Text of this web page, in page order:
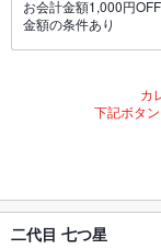
お会計金額1,000円
金額の条件あり
カ
下記ボタ
二代目 七つ星